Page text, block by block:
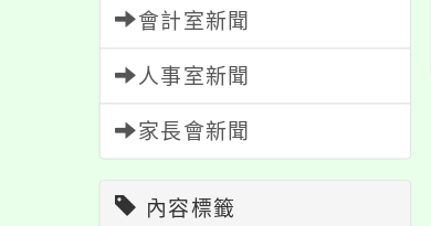
會計室新聞
人事室新聞
家長會新聞
內容標籤